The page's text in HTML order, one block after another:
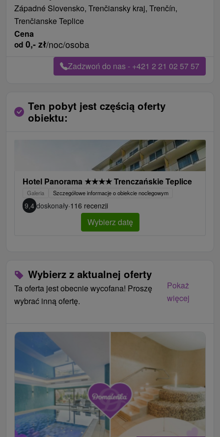
Západné Slovensko, Trenčiansky kraj, Trenčín,
Trenčianske Teplice
Cena
od 0,- zł/noc/osoba
Zadzwoń do nas - +421 2 21 02 57 57
Ten pobyt jest częścią oferty
obiektu:
Hotel Panorama ★★★★Trenczańskie Teplice
Galeria Szczegółowe informacje o obiekcie noclegowym
9,4 doskonały·116 recenzji
Wybierz datę
Wybierz z aktualnej oferty
Ta oferta jest obecnie wycofana! Proszę
wybrać inną ofertę.
Pokaż
więcej